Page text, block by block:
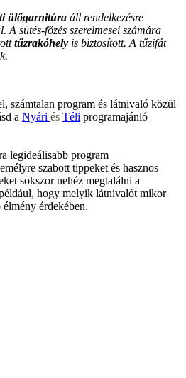
ülőgarnitúra áll rendelkezésre
A sütés-főzés szerelmesei számára
tűzrakóhely is biztosított. A tűzifát
számtalan program és látnivaló közül
a Nyári és Téli programajánló
legideálisabb program
szabott tippeket és hasznos
sokszor nehéz megtalálni a
hogy melyik látnivalót mikor
érdekében.